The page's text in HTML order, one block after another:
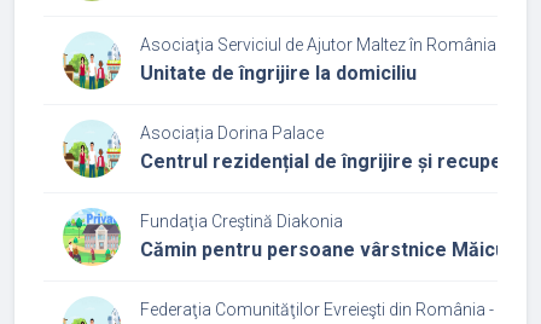
Asociaţia Serviciul de Ajutor Maltez în România
Unitate de îngrijire la domiciliu
Asociația Dorina Palace
Centrul rezidențial de îngrijire și
Fundaţia Creştină Diakonia
Cămin pentru persoane vârstnice Măicuța
Federaţia Comunităţilor Evreieşti din România -